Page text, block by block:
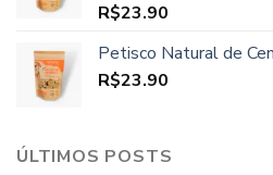
R$23.90
Petisco Natural de
R$23.90
ÚLTIMOS POSTS